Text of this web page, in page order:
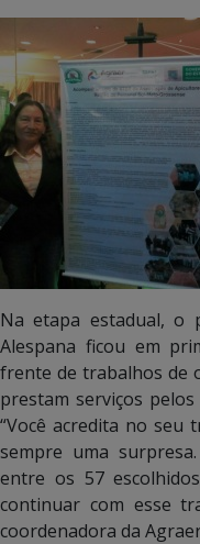
Na etapa estadual, o
Alespana ficou em
frente de trabalhos de
prestam serviços
“Você acredita no seu
sempre uma
entre os 57
continuar com esse
coordenadora da